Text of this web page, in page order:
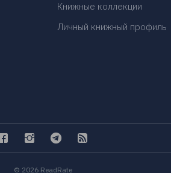
Книжные коллекции
Личный книжный профиль
© 2026 ReadRate